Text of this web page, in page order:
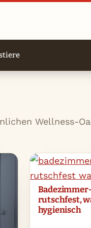
Wellness-
rutschfest,
hygienisch